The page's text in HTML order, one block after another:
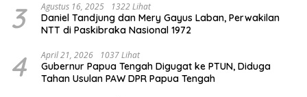
3 Agustus 16, 2025 1322 Lihat
Daniel Tandjung dan Mery Gayus Laban, Perwakilan
NTT di Paskibraka Nasional 1972
4 April 21, 2026 1037 Lihat
Gubernur Papua Tengah Digugat ke PTUN, Diduga
Tahan Usulan PAW DPR Papua Tengah